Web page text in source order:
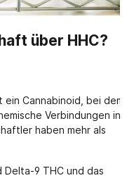
über HHC?
Cannabinoid, bei dem
Verbindungen in
haben mehr als
Delta-9 THC und das